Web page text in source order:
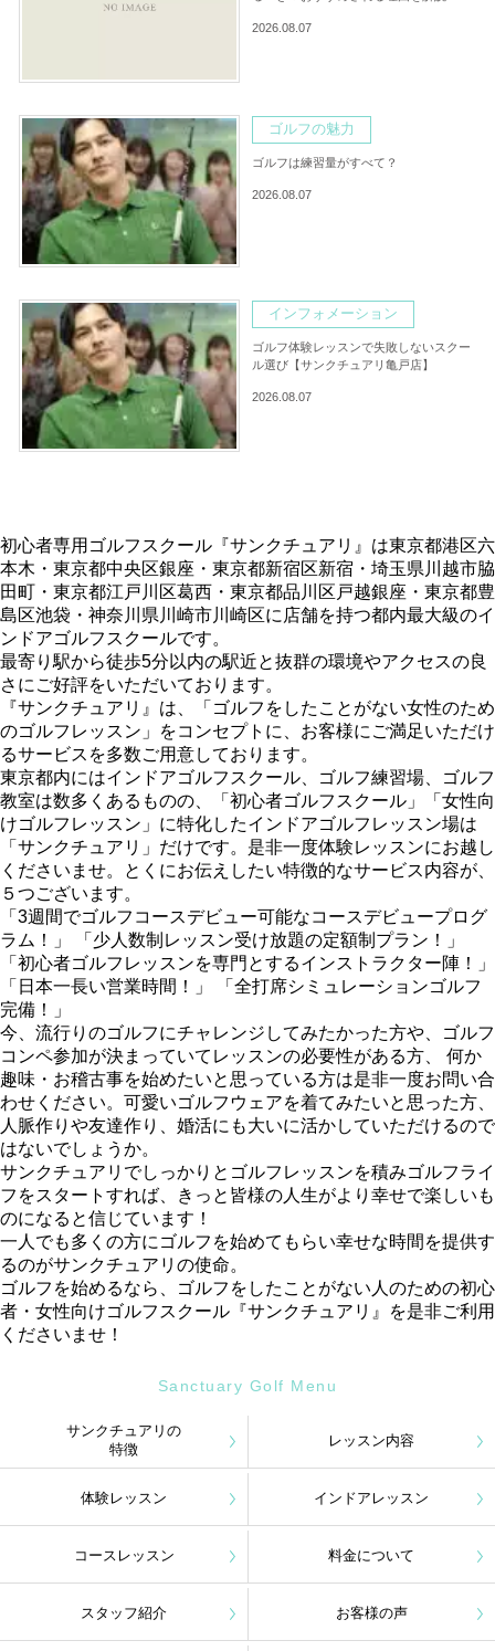
2026.08.07
ゴルフの魅力
ゴルフは練習量がすべて？
2026.08.07
インフォメーション
ゴルフ体験レッスンで失敗しないスクー
ル選び【サンクチュアリ亀戸店】
2026.08.07
初心者専用ゴルフスクール『サンクチュアリ』は東京都港区六
本木・東京都中央区銀座・東京都新宿区新宿・埼玉県川越市脇
田町・東京都江戸川区葛西・東京都品川区戸越銀座・東京都豊
島区池袋・神奈川県川崎市川崎区に店舗を持つ都内最大級のイ
ンドアゴルフスクールです。
最寄り駅から徒歩5分以内の駅近と抜群の環境やアクセスの良
さにご好評をいただいております。
『サンクチュアリ』は、「ゴルフをしたことがない女性のため
のゴルフレッスン」をコンセプトに、お客様にご満足いただけ
るサービスを多数ご用意しております。
東京都内にはインドアゴルフスクール、ゴルフ練習場、ゴルフ
教室は数多くあるものの、「初心者ゴルフスクール」「女性向
けゴルフレッスン」に特化したインドアゴルフレッスン場は
「サンクチュアリ」だけです。是非一度体験レッスンにお越し
くださいませ。とくにお伝えしたい特徴的なサービス内容が、
５つございます。
「3週間でゴルフコースデビュー可能なコースデビュープログ
ラム！」 「少人数制レッスン受け放題の定額制プラン！」
「初心者ゴルフレッスンを専門とするインストラクター陣！」
「日本一長い営業時間！」 「全打席シミュレーションゴルフ
完備！」
今、流行りのゴルフにチャレンジしてみたかった方や、ゴルフ
コンペ参加が決まっていてレッスンの必要性がある方、 何か
趣味・お稽古事を始めたいと思っている方は是非一度お問い合
わせください。可愛いゴルフウェアを着てみたいと思った方、
人脈作りや友達作り、婚活にも大いに活かしていただけるので
はないでしょうか。
サンクチュアリでしっかりとゴルフレッスンを積みゴルフライ
フをスタートすれば、きっと皆様の人生がより幸せで楽しいも
のになると信じています！
一人でも多くの方にゴルフを始めてもらい幸せな時間を提供す
るのがサンクチュアリの使命。
ゴルフを始めるなら、ゴルフをしたことがない人のための初心
者・女性向けゴルフスクール『サンクチュアリ』を是非ご利用
くださいませ！
Sanctuary Golf Menu
サンクチュアリの
特徴
レッスン内容
体験レッスン インドアレッスン
コースレッスン 料金について
スタッフ紹介 お客様の声